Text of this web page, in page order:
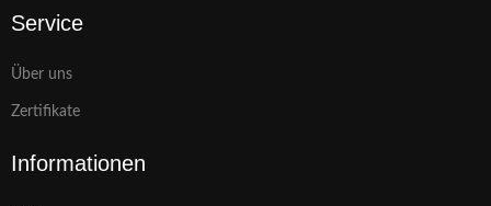
Service
Über uns
Zertifikate
Informationen